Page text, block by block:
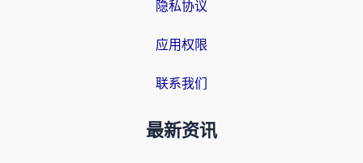
隐私协议
应用权限
联系我们
最新资讯